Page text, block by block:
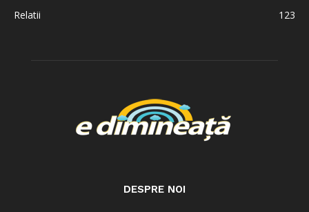
Relatii
123
DESPRE NOI